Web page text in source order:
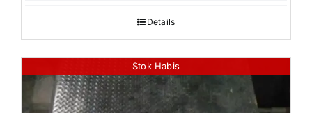
Details
Stok Habis